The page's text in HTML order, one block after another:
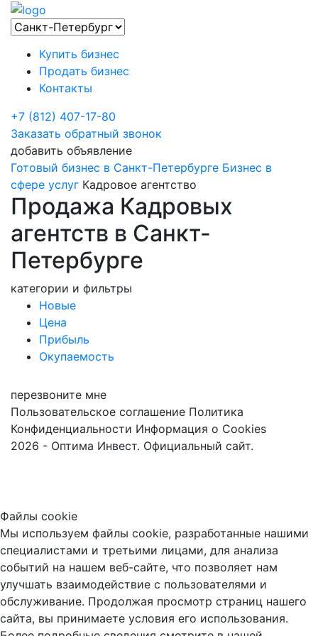
Купить бизнес
Продать бизнес
Контакты
+7 (812) 407-17-80
Заказать обратный звонок
добавить объявление
Готовый бизнес в Санкт-Петербурге Бизнес в
сфере услуг Кадровое агентство
Продажа Кадровых
агентств в Санкт-
Петербурге
категории и фильтры
Новые
Цена
Прибыль
Окупаемость
перезвоните мне
Пользовательское соглашение Политика
Конфиденциальности Информация о Cookies
2026 - Оптима Инвест. Официальный сайт.
Файлы cookie
Мы используем файлы cookie, разработанные нашими
специалистами и третьими лицами, для анализа
событий на нашем веб-сайте, что позволяет нам
улучшать взаимодействие с пользователями и
обслуживание. Продолжая просмотр страниц нашего
сайта, вы принимаете условия его использования.